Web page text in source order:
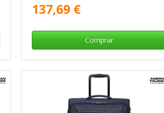
137,69 €
Comprar